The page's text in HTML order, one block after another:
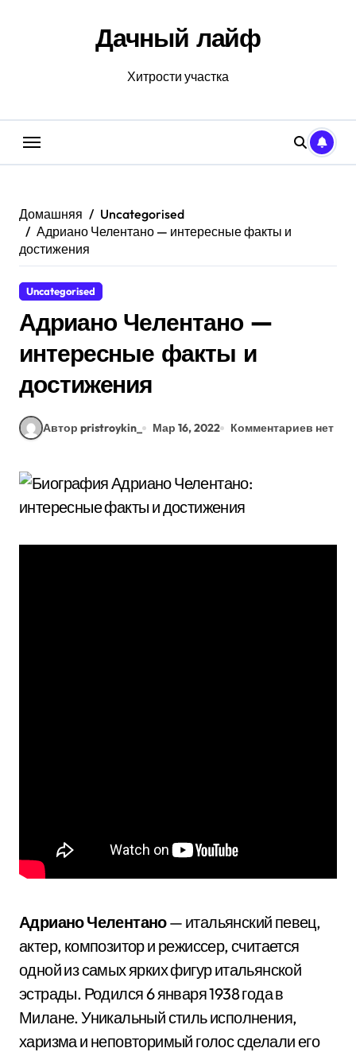
Дачный лайф
Хитрости участка
Домашняя
Uncategorised
Адриано Челентано — интересные факты и
достижения
Uncategorised
Адриано Челентано —
интересные факты и
достижения
Автор pristroykin_ Мар 16, 2022 Комментариев нет
Адриано Челентано— итальянский певец,
актер, композитор и режиссер, считается
одной из самых ярких фигур итальянской
эстрады. Родился 6 января 1938 года в
Милане. Уникальный стиль исполнения,
харизма и неповторимый голос сделали его